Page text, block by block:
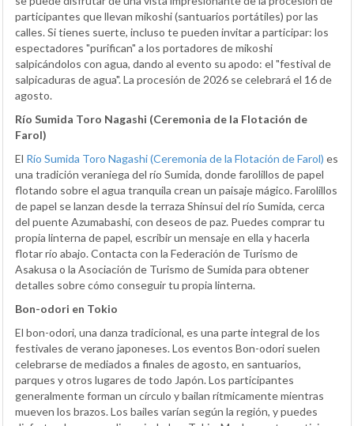
participantes que llevan mikoshi (santuarios portátiles) por las
calles. Si tienes suerte, incluso te pueden invitar a participar: los
espectadores "purifican" a los portadores de mikoshi
salpicándolos con agua, dando al evento su apodo: el "festival de
salpicaduras de agua". La procesión de 2026 se celebrará el 16 de
agosto.
Río Sumida Toro Nagashi (Ceremonia de la Flotación de
Farol)
El Río Sumida Toro Nagashi (Ceremonia de la Flotación de Farol) es
una tradición veraniega del río Sumida, donde farolillos de papel
flotando sobre el agua tranquila crean un paisaje mágico. Farolillos
de papel se lanzan desde la terraza Shinsui del río Sumida, cerca
del puente Azumabashi, con deseos de paz. Puedes comprar tu
propia linterna de papel, escribir un mensaje en ella y hacerla
flotar río abajo. Contacta con la Federación de Turismo de
Asakusa o la Asociación de Turismo de Sumida para obtener
detalles sobre cómo conseguir tu propia linterna.
Bon-odori en Tokio
El bon-odori, una danza tradicional, es una parte integral de los
festivales de verano japoneses. Los eventos Bon-odori suelen
celebrarse de mediados a finales de agosto, en santuarios,
parques y otros lugares de todo Japón. Los participantes
generalmente forman un círculo y bailan rítmicamente mientras
mueven los brazos. Los bailes varían según la región, y puedes